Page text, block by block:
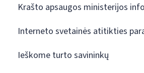
Krašto apsaugos ministerijos
Interneto svetainės atitikties
Ieškome turto savininkų